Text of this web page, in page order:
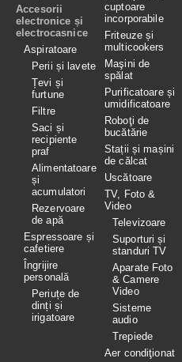
Accesorii
electronice și
electrocasnice
Aspiratoare
Perii și lavete
Țevi și
furtune
Filtre
Saci și
recipiente
praf
Alimentatoare
și
acumulatori
Rezervoare
de apă
Espressoare și
cafetiere
Îngrijire
personală
Periuțe de
dinți și
irigatoare
cuptoare
incorporabile
Friteuze și
multicookers
Maşini de
spălat
Purificatoare și
umidificatoare
Roboţi de
bucătărie
Stații și mașini
de călcat
Uscătoare
TV, Foto &
Video
Televizoare
Suporturi și
standuri TV
Aparate Foto
& Camere
Video
Sisteme
audio
Trepiede
Aer condiţionat